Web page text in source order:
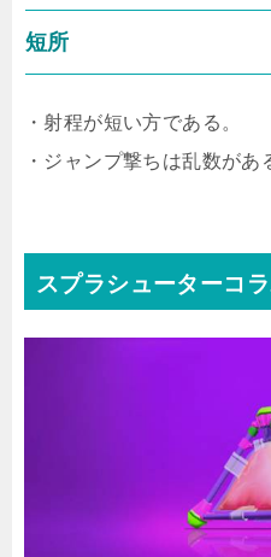
短所
・射程が短い方である。
・ジャンプ撃ちは乱数があ
スプラシューターコ